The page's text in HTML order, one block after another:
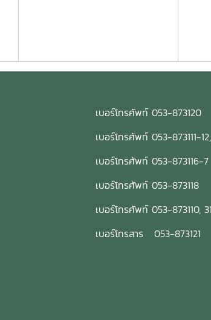
เบอร์โทรศัพท์ 053-873120
เบอร์โทรศัพท์ 053-873111-
เบอร์โทรศัพท์ 053-873116-7
เบอร์โทรศัพท์ 053-873118
เบอร์โทรศัพท์ 053-873110,
เบอร์โทรสาร 053-873121